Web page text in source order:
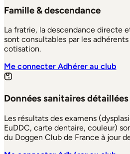
Famille & descendance
La fratrie, la descendance directe
sont consultables par les
cotisation.
Me connecterAdhérer au club
Données sanitaires détaillées
Les résultats des examens
EuDDC, carte dentaire, couleur)
du Doggen Club de France à jour